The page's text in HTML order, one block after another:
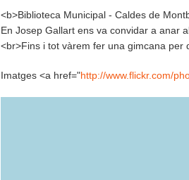
<b>Biblioteca Municipal - Caldes de
En Josep Gallart ens va convidar a anar
<br>Fins i tot vàrem fer una gimcana per
Imatges <a href="http://www.flickr.com/